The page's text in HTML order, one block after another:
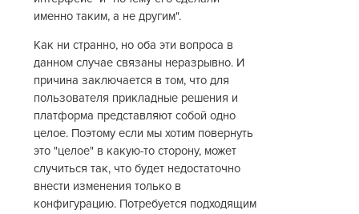
именно таким, а не другим".
Как ни странно, но оба эти вопроса в
данном случае связаны неразрывно. И
причина заключается в том, что для
пользователя прикладные решения и
платформа представляют собой одно
целое. Поэтому если мы хотим повернуть
это "целое" в какую-то сторону, может
случиться так, что будет недостаточно
внести изменения только в
конфигурацию. Потребуется подходящим